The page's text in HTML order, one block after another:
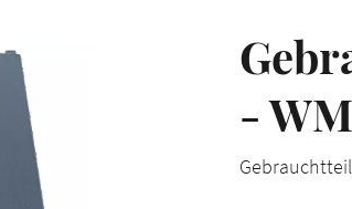
-
Gebrauchtteil